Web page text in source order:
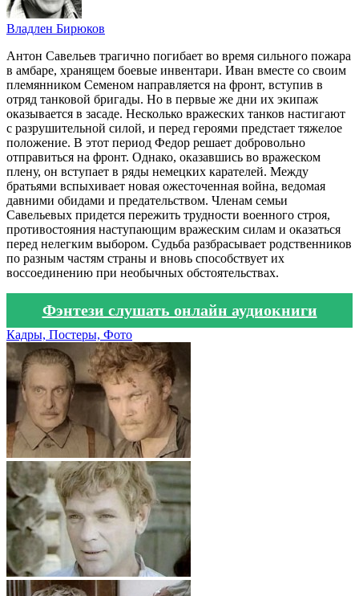
Владлен Бирюков
Антон Савельев трагично погибает во время сильного пожара
в амбаре, хранящем боевые инвентари. Иван вместе со своим
племянником Семеном направляется на фронт, вступив в
отряд танковой бригады. Но в первые же дни их экипаж
оказывается в засаде. Несколько вражеских танков настигают
с разрушительной силой, и перед героями предстает тяжелое
положение. В этот период Федор решает добровольно
отправиться на фронт. Однако, оказавшись во вражеском
плену, он вступает в ряды немецких карателей. Между
братьями вспыхивает новая ожесточенная война, ведомая
давними обидами и предательством. Членам семьи
Савельевых придется пережить трудности военного строя,
противостояния наступающим вражеским силам и оказаться
перед нелегким выбором. Судьба разбрасывает родственников
по разным частям страны и вновь способствует их
воссоединению при необычных обстоятельствах.
Фэнтези слушать онлайн аудиокниги
Кадры, Постеры, Фото